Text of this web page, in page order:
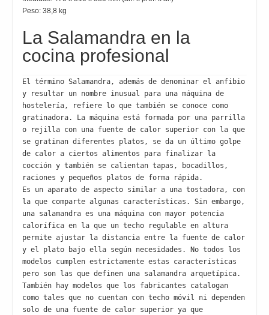
Peso: 38,8 kg
La Salamandra en la
cocina profesional
El término Salamandra, además de denominar el anfibio
y resultar un nombre inusual para una máquina de
hostelería, refiere lo que también se conoce como
gratinadora. La máquina está formada por una parrilla
o rejilla con una fuente de calor superior con la que
se gratinan diferentes platos, se da un último golpe
de calor a ciertos alimentos para finalizar la
cocción y también se calientan tapas, bocadillos,
raciones y pequeños platos de forma rápida.
Es un aparato de aspecto similar a una tostadora, con
la que comparte algunas características. Sin embargo,
una salamandra es una máquina con mayor potencia
calorífica en la que un techo regulable en altura
permite ajustar la distancia entre la fuente de calor
y el plato bajo ella según necesidades. No todos los
modelos cumplen estrictamente estas características
pero son las que definen una salamandra arquetípica.
También hay modelos que los fabricantes catalogan
como tales que no cuentan con techo móvil ni dependen
solo de una fuente de calor superior ya que